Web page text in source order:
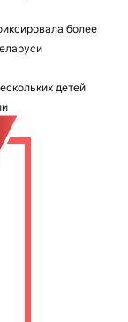
более
детей